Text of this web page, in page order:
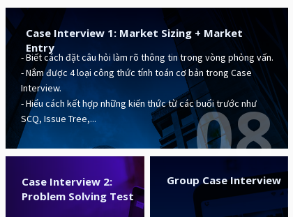
- Biết cách đặt câu hỏi làm rõ thông tin trong vòng phỏng vấn.
- Nắm được 4 loại công thức tính toán cơ bản trong Case
Interview.
- Hiểu cách kết hợp những kiến thức từ các buổi trước như
SCQ, Issue Tree,...
Case Interview 1: Market Sizing + Market
Entry
08
Case Interview 2:
Problem Solving Test
Group Case Interview